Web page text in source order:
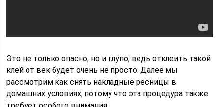
Это не только опасно, но и глупо, ведь отклеить такой
клей от век будет очень не просто. Далее мы
рассмотрим как снять накладные ресницы в
домашних условиях, потому что эта процедура также